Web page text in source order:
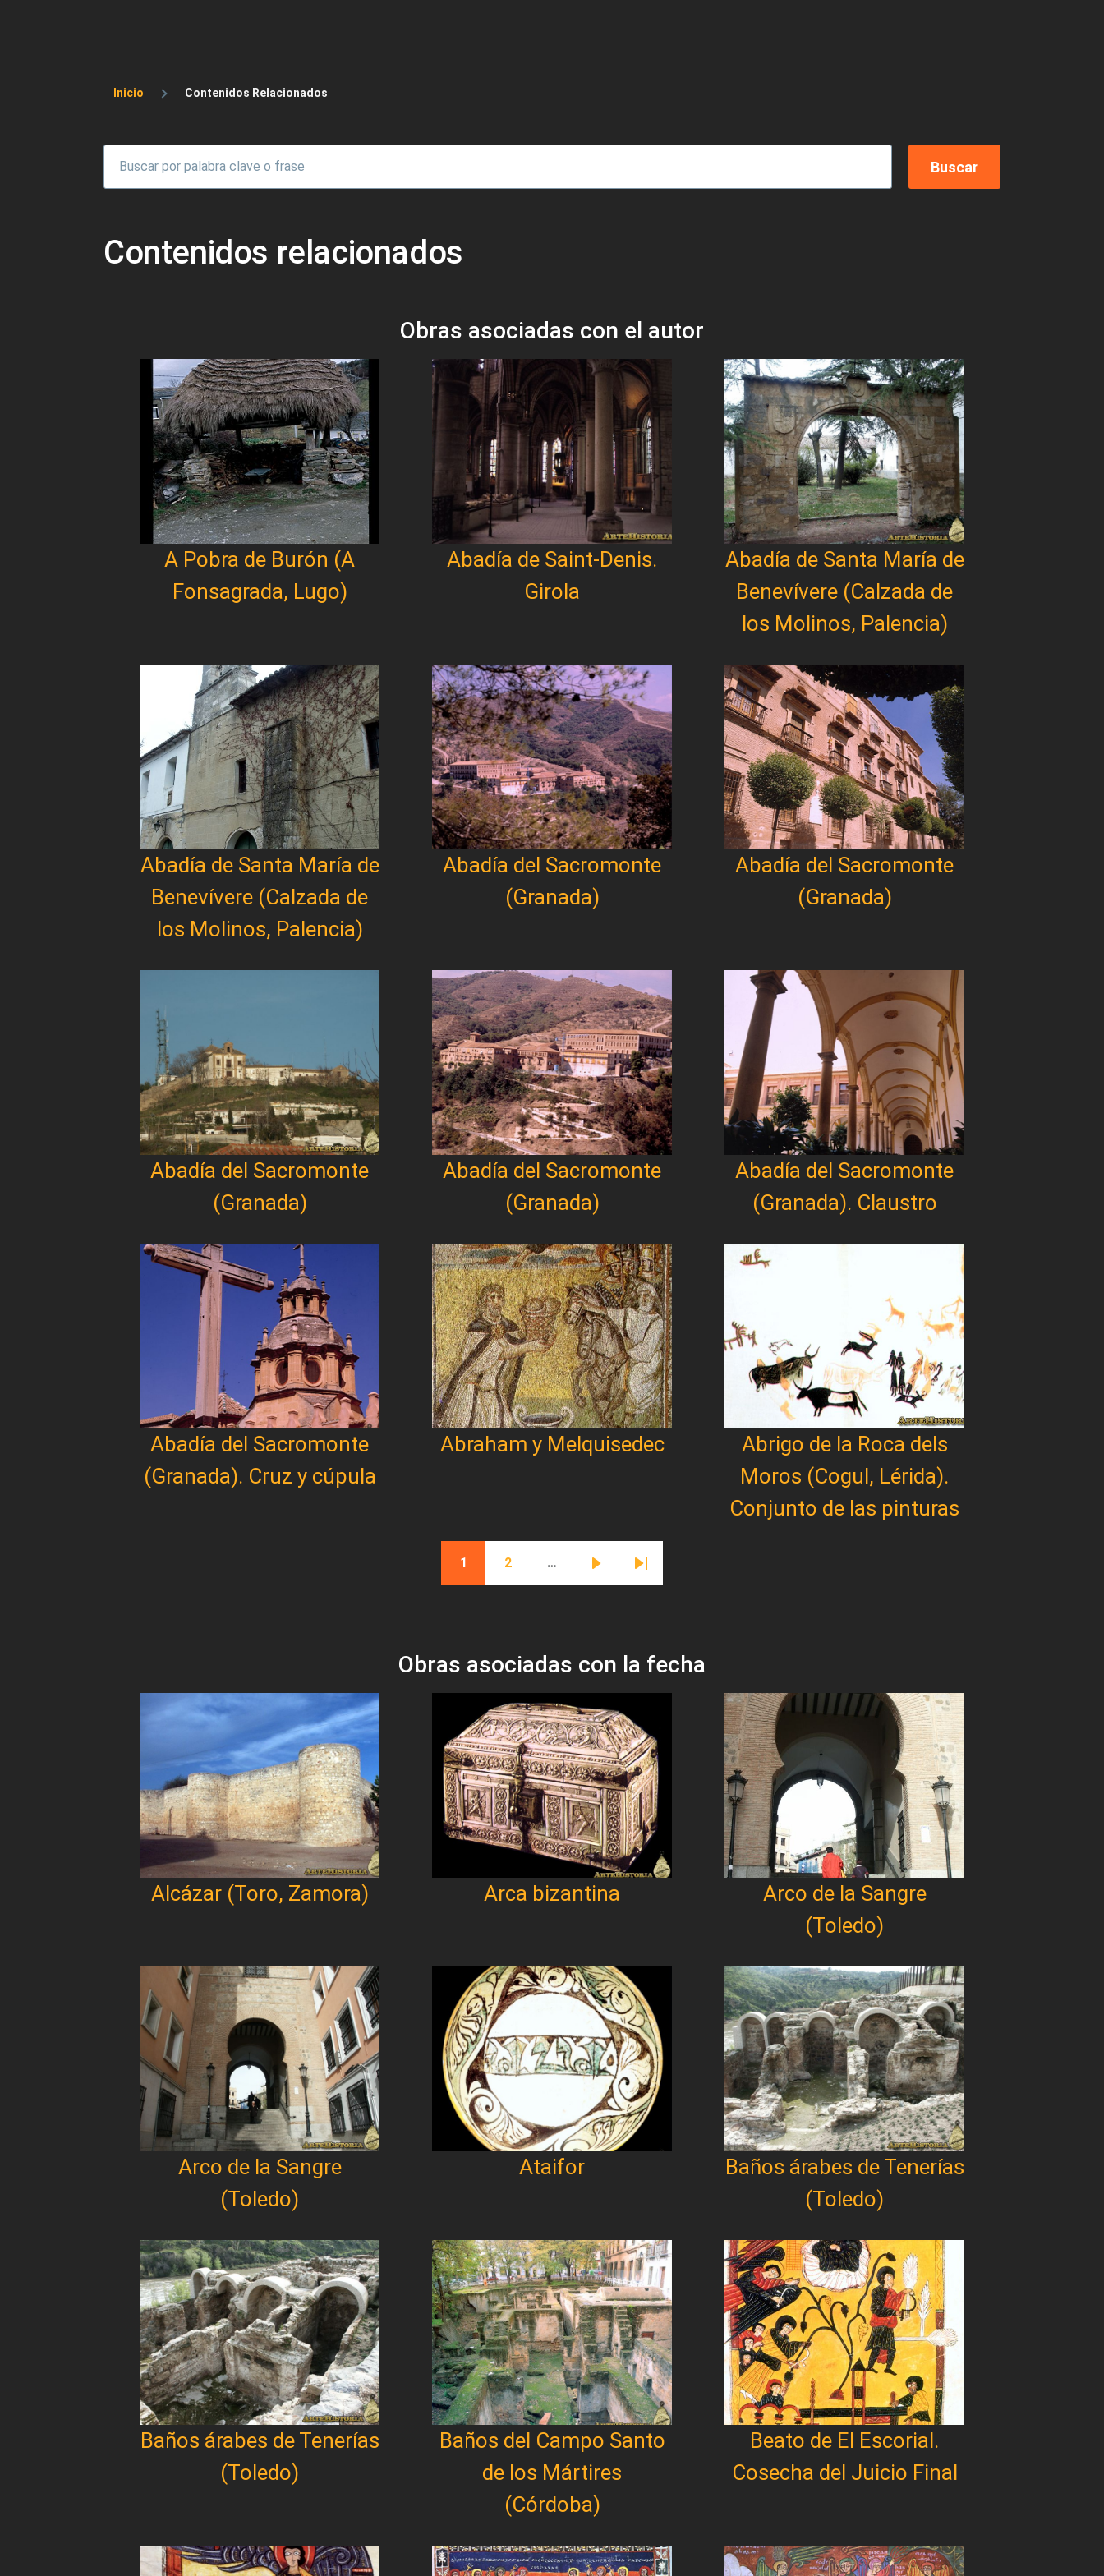
Sobrescribir enlaces de ayuda a la navegación
Inicio Contenidos Relacionados
Contenidos relacionados
Obras asociadas con el autor
A Pobra de Burón (A
Fonsagrada, Lugo)
Abadía de Saint-Denis.
Girola
Abadía de Santa María de
Benevívere (Calzada de
los Molinos, Palencia)
Abadía de Santa María de
Benevívere (Calzada de
los Molinos, Palencia)
Abadía del Sacromonte
(Granada)
Abadía del Sacromonte
(Granada)
Abadía del Sacromonte
(Granada)
Abadía del Sacromonte
(Granada)
Abadía del Sacromonte
(Granada). Claustro
Abadía del Sacromonte
(Granada). Cruz y cúpula
Abraham y Melquisedec
Abrigo de la Roca dels
Moros (Cogul, Lérida).
Conjunto de las pinturas
Página actual
1
Página
2 …
Siguiente página
Última página
Obras asociadas con la fecha
Alcázar (Toro, Zamora) Arca bizantina
Arco de la Sangre
(Toledo)
Arco de la Sangre
(Toledo)
Ataifor
Baños árabes de Tenerías
(Toledo)
Baños árabes de Tenerías
(Toledo)
Baños del Campo Santo
de los Mártires
(Córdoba)
Beato de El Escorial.
Cosecha del Juicio Final